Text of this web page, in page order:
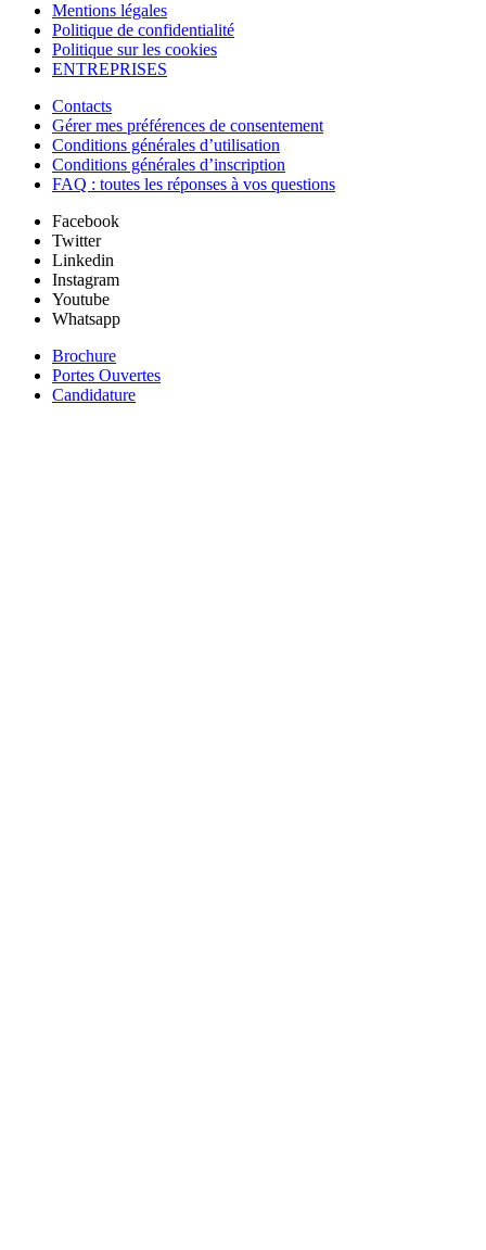
Mentions légales
Politique de confidentialité
Politique sur les cookies
ENTREPRISES
Contacts
Gérer mes préférences de consentement
Conditions générales d’utilisation
Conditions générales d’inscription
FAQ : toutes les réponses à vos questions
Facebook
Twitter
Linkedin
Instagram
Youtube
Whatsapp
Brochure
Portes Ouvertes
Candidature